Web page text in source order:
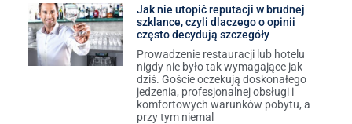
Jak nie utopić reputacji w brudnej
szklance, czyli dlaczego o opinii
często decydują szczegóły
Prowadzenie restauracji lub hotelu
nigdy nie było tak wymagające jak
dziś. Goście oczekują doskonałego
jedzenia, profesjonalnej obsługi i
komfortowych warunków pobytu, a
przy tym niemal